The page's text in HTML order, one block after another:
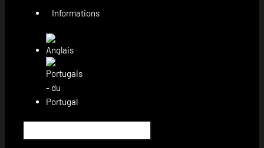
Informations